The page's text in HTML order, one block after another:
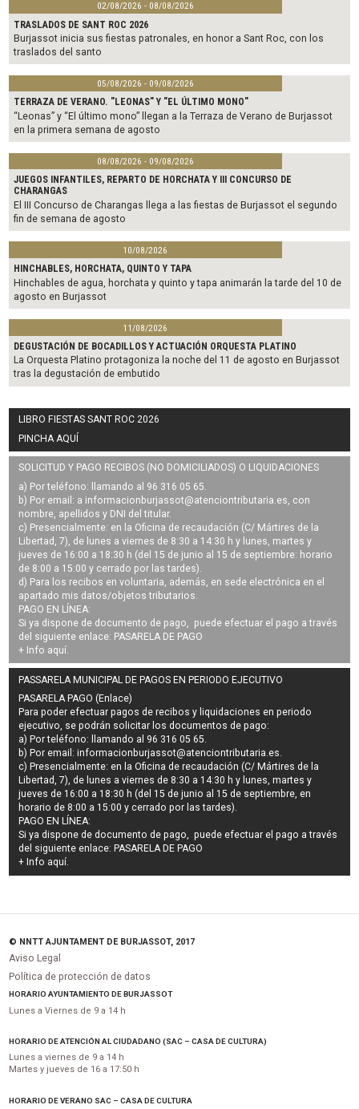
02/08/2026 - 08/08/2026
TRASLADOS DE SANT ROC 2026
Burjassot inicia sus fiestas patronales, en honor a Sant Roc, con los
traslados del santo
05/08/2026 - 09/08/2026
TERRAZA DE VERANO. "LEONAS" Y "EL ÚLTIMO MONO"
“Leonas” y “El último mono” llegan a la Terraza de Verano de Burjassot
en la primera semana de agosto
08/08/2026 - 09/08/2026
JUEGOS INFANTILES, REPARTO DE HORCHATA Y III CONCURSO DE
CHARANGAS
El III Concurso de Charangas llega a las fiestas de Burjassot el segundo
fin de semana de agosto
10/08/2026
HINCHABLES, HORCHATA, QUINTO Y TAPA
Hinchables de agua, horchata y quinto y tapa animarán la tarde del 10 de
agosto en Burjassot
11/08/2026
DEGUSTACIÓN DE BOCADILLOS Y ACTUACIÓN ORQUESTA PLATINO
La Orquesta Platino protagoniza la noche del 11 de agosto en Burjassot
tras la degustación de embutido
LIBRO FIESTAS SANT ROC 2026
PINCHA AQUÍ
SOLICITUD Y PAGO RECIBOS (NO DOMICILIADOS) O LIQUIDACIONES
a) Por teléfono: llamando al 96 316 05 65.
b) Por email: a informacionburjassot@atenciontributaria.es, con
nombre, apellidos y DNI del titular.
c) Presencialmente: en la Oficina de recaudación (C/ Mártires de la
Libertad, 7), de lunes a viernes de 8:30 a 14:30 h y lunes, martes y
jueves de 16:00 a 18:30 h (del 15 de junio al 15 de septiembre: horario
de 8:00 a 15:00 y cerrado por las tardes).
d) Para los recibos en voluntaria, además, en sede electrónica en el
apartado mis datos/objetos tributarios.
PAGO EN LÍNEA:
Si ya dispone de documento de pago, puede efectuar el pago a través
del siguiente enlace: PASARELA DE PAGO
+ Info aquí.
PASSARELA MUNICIPAL DE PAGOS EN PERIODO EJECUTIVO
PASARELA PAGO (Enlace)
Para poder efectuar pagos derecibos y liquidaciones en periodo
ejecutivo, se podrán solicitar los documentos de pago:
a) Por teléfono: llamando al 96 316 05 65.
b) Por email:informacionburjassot@atenciontributaria.es.
c) Presencialmente: en la Oficina de recaudación (C/ Mártires de la
Libertad, 7), de lunes a viernes de 8:30 a 14:30 h y lunes, martes y
jueves de 16:00 a 18:30 h (del 15 de junio al 15 de septiembre, en
horario de 8:00 a 15:00 y cerrado por las tardes).
PAGO EN LÍNEA:
Si ya dispone de documento de pago, puede efectuar el pago a través
del siguiente enlace: PASARELA DE PAGO
+ Info aquí.
© NNTT AJUNTAMENT DE BURJASSOT, 2017
Aviso Legal
Política de protección de datos
HORARIO AYUNTAMIENTO DE BURJASSOT
Lunes a Viernes de 9 a 14 h
HORARIO DE ATENCIÓN AL CIUDADANO (SAC – CASA DE CULTURA)
Lunes a viernes de 9 a 14 h
Martes y jueves de 16 a 17:50 h
HORARIO DE VERANO SAC – CASA DE CULTURA